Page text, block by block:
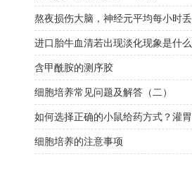
进口胎牛血清若出现淡化现象是什
含甲酰胺的测序胶
细胞培养常见问题及解答（二）
细胞培养的注意事项